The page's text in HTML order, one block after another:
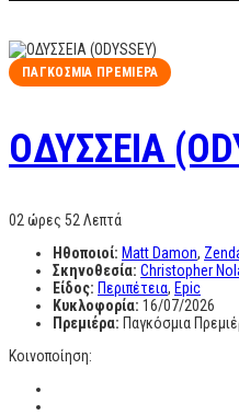
ΠΑΓΚΌΣΜΙΑ ΠΡΕΜΙΈΡΑ
OΔΥΣΣΕΙΑ
02 ώρες 52 Λεπτά
Ηθοποιοί: Matt Damon,
Σκηνοθεσία: Christopher
Είδος: Περιπέτεια, Epic
Κυκλοφορία: 16/07/2026
Πρεμιέρα: Παγκόσμια
Κοινοποίηση: